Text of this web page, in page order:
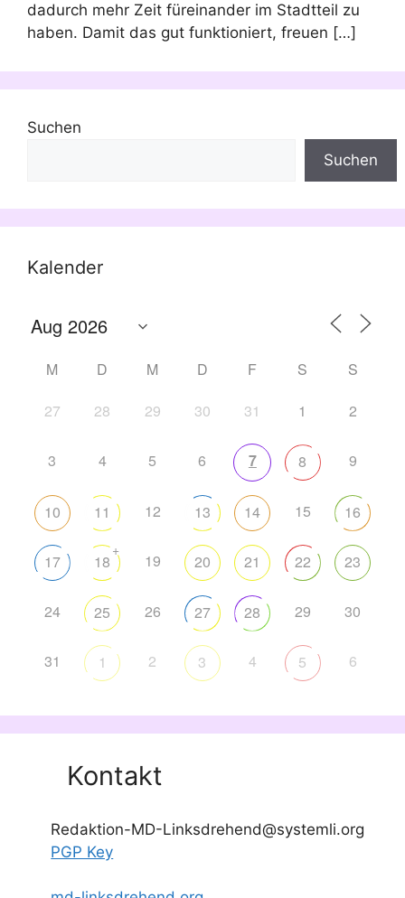
dadurch mehr Zeit füreinander im Stadtteil zu
haben. Damit das gut funktioniert, freuen […]
Suchen
Suchen
Kalender
M D M D F S
S
27
28 29 30 31 1 2
3 4 5 6 7 8 9
10 11 12 13 14 15 16
17 18
+
19 20 21 22 23
24 25 26 27 28 29 30
31 1 2 3 4 5 6
Kontakt
Redaktion-MD-Linksdrehend@systemli.org
PGP Key